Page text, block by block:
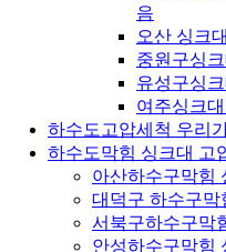
음
오산 싱크
중원구싱
유성구싱
여주싱크
하수도고압세척 우리
하수도막힘 싱크대 고
아산하수구막힘
대덕구 하수구
서북구하수구막
안성하수구막힘